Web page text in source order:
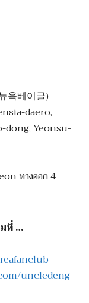
욕베이글)
daero,
dong, Yeonsu-
ทางออก 4
มที่ …
uncledeng